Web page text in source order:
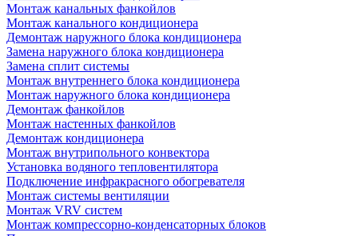
Монтаж канальных фанкойлов
Монтаж канального кондиционера
Демонтаж наружного блока кондиционера
Замена наружного блока кондиционера
Замена сплит системы
Монтаж внутреннего блока кондиционера
Монтаж наружного блока кондиционера
Демонтаж фанкойлов
Монтаж настенных фанкойлов
Демонтаж кондиционера
Монтаж внутрипольного конвектора
Установка водяного тепловентилятора
Подключение инфракрасного обогревателя
Монтаж системы вентиляции
Монтаж VRV систем
Монтаж компрессорно-конденсаторных блоков